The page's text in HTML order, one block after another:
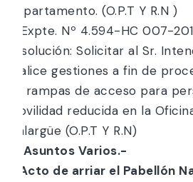
Departamento. (O.P.T Y R.N )
2. Expte. Nº 4.594-HC 007-
Resolución: Solicitar al Sr.
realice gestiones a fin de
de rampas de acceso para
movilidad reducida en la
Malargüe (O.P.T Y R.N)
h) Asuntos Varios.-
i) Acto de arriar el Pabellón